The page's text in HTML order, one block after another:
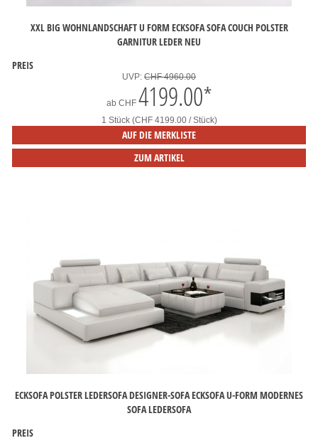
XXL BIG WOHNLANDSCHAFT U FORM ECKSOFA SOFA COUCH POLSTER
GARNITUR LEDER NEU
PREIS
UVP: CHF 4960.00
ab CHF 4199.00*
1 Stück (CHF 4199.00 / Stück)
AUF DIE MERKLISTE
ZUM ARTIKEL
ECKSOFA POLSTER LEDERSOFA DESIGNER-SOFA ECKSOFA U-FORM MODERNES
SOFA LEDERSOFA
PREIS